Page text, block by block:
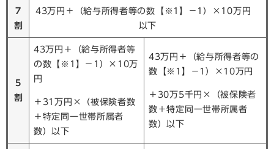
7
割
43万円＋（給与所得者等の数【※1】－1）×10万円
以下
5
割
43万円＋（給与所得者等
の数【※1】－1）×10万
円
＋31万円×（被保険者数
＋特定同一世帯所属者
数）以下
43万円＋（給与所得者等の
数【※1】－1）×10万円
＋30万5千円×（被保険者
数＋特定同一世帯所属者
数）以下